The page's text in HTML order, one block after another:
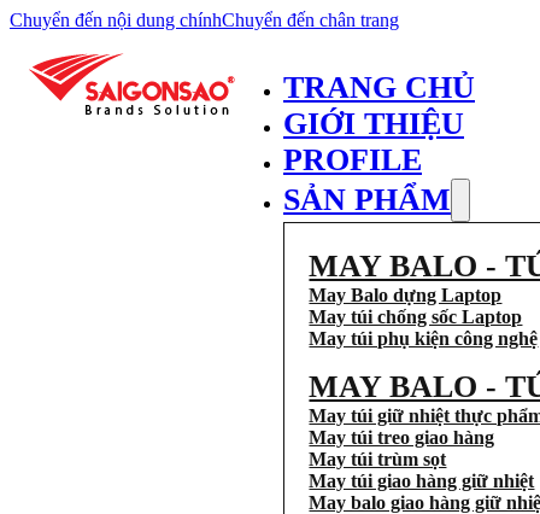
Chuyển đến nội dung chínhChuyển đến chân trang
TRANG CHỦ
GIỚI THIỆU
PROFILE
SẢN PHẨM
MAY BALO -
May Balo dựng Laptop
May túi chống sốc Laptop
May túi phụ kiện công nghệ
MAY BALO -
May túi giữ nhiệt thực
May túi treo giao hàng
May túi trùm sọt
May túi giao hàng giữ nhiệt
May balo giao hàng giữ